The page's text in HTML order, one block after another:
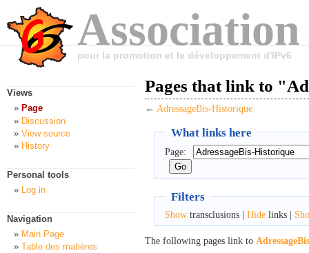
pour la promotion et le développement d'IPv6
Pages that link to
← AdressageBis-Historique
What links here
Page:
Filters
Showtransclusions | Hidelinks |
The following pages link to
Views
Page
Discussion
View source
History
Personal tools
Log in
Navigation
Main Page
Table des matières